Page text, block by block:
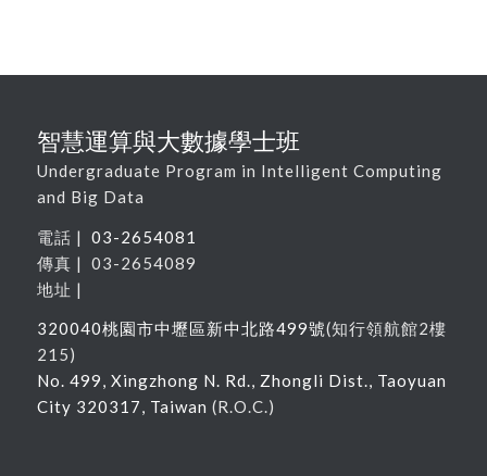
智慧運算與大數據學士班
Undergraduate Program in Intelligent Computing
and Big Data
電話 | 03-2654081
傳真 | 03-2654089
地址 |
320040桃園市中壢區新中北路499號(知行領航館2樓
215)
No. 499, Xingzhong N. Rd., Zhongli Dist., Taoyuan
City 320317, Taiwan (R.O.C.)